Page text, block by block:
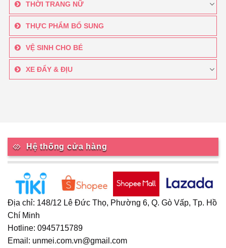
THỜI TRANG NỮ
THỰC PHẨM BỔ SUNG
VỆ SINH CHO BÉ
XE ĐẨY & ĐỊU
Hệ thống cửa hàng
Địa chỉ: 148/12 Lê Đức Thọ, Phường 6, Q. Gò Vấp, Tp. Hồ
Chí Minh
Hotline: 0945715789
Email: unmei.com.vn@gmail.com